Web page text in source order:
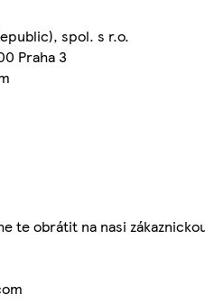
spol. s r.o.
Praha 3
te obrátit na nasi